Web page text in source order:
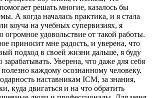
решать многие, казалось бы
А когда началась практика, и я стала
коуча на учебных супервизиях, я
огромное удовольствие от такой работы.
приносит мне радость, и уверена, что
подход в своей жизни дальше, я буду
Уверена, что даже для себя
полезно каждому осознанному человеку.
наставникам ICM, за знания,
куда двигаться и на что обратить